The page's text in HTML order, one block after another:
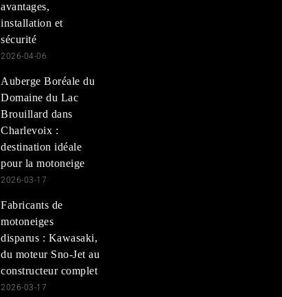
avantages,
installation et
sécurité
2026-04-06
Auberge Boréale du
Domaine du Lac
Brouillard dans
Charlevoix :
destination idéale
pour la motoneige
2026-03-17
Fabricants de
motoneiges
disparus : Kawasaki,
du moteur Sno-Jet au
constructeur complet
2026-03-17